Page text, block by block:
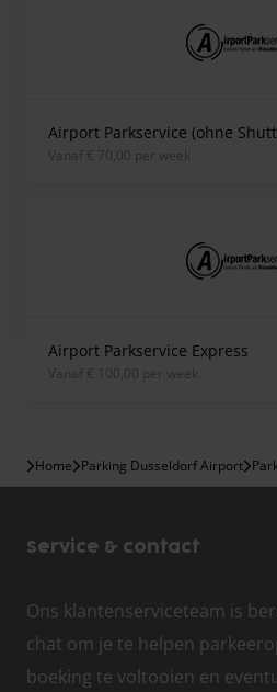
Airport Parkservice (ohne
vanaf € 70,00 per week
Airport Parkservice Express
vanaf € 100,00 per week
Home Parking Dusseldorf Airport
Service & contact
Ons klantenserviceteam is
chat om je te helpen
boeking te voltooien en